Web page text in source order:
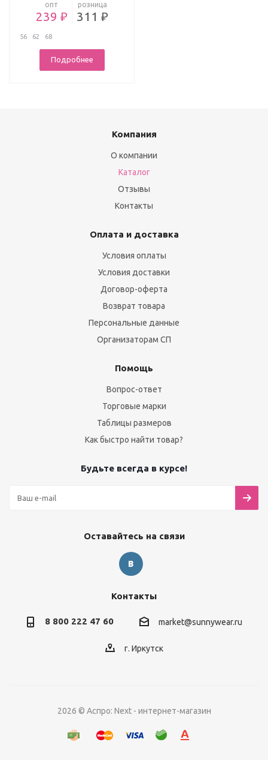
опт
239 ₽
розница
311 ₽
56 62 68
Подробнее
Компания
О компании
Каталог
Отзывы
Контакты
Оплата и доставка
Условия оплаты
Условия доставки
Договор-оферта
Возврат товара
Персональные данные
Организаторам СП
Помощь
Вопрос-ответ
Торговые марки
Таблицы размеров
Как быстро найти товар?
Будьте всегда в курсе!
Оставайтесь на связи
Контакты
8 800 222 47 60 market@sunnywear.ru
г. Иркутск
2026 © Аспро: Next - интернет-магазин